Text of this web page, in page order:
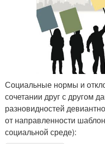
Социальные нормы и
сочетании друг с другом
разновидностей
от направленности
социальной среде):